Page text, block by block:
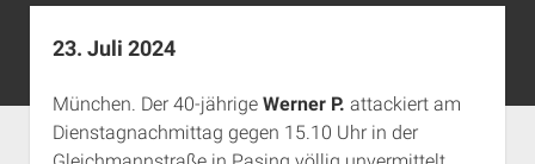
facebook
rss info@aida-archiv.de
Aktuelles
Termine
open
23. Juli 2024
München. Der 40-jährige Werner P. attackiert am
Dienstagnachmittag gegen 15.10 Uhr in der